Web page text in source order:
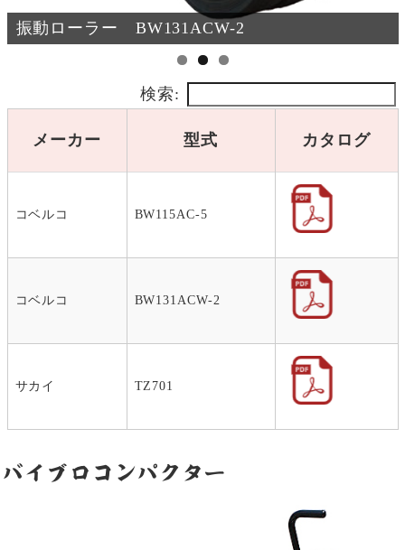
タイヤローラー TZ701
検索:
メーカー 型式 カタログ
コベルコ BW115AC-5
コベルコ BW131ACW-2
サカイ TZ701
バイブロコンパクター